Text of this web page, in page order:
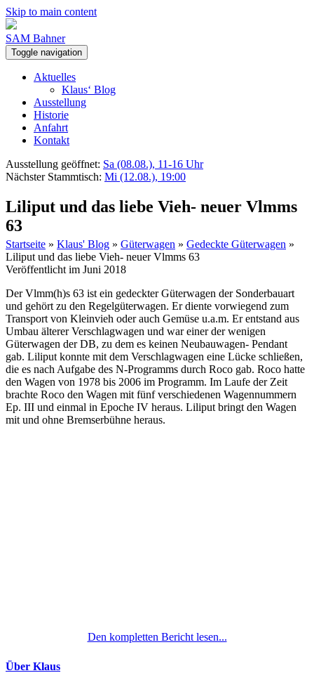
Skip to main content
SAM Bahner
Toggle navigation
Aktuelles
Klaus‘ Blog
Ausstellung
Historie
Anfahrt
Kontakt
Ausstellung geöffnet: Sa (08.08.), 11-16 Uhr
Nächster Stammtisch: Mi (12.08.), 19:00
Liliput und das liebe Vieh- neuer Vlmms
63
Startseite » Klaus' Blog » Güterwagen » Gedeckte Güterwagen »
Liliput und das liebe Vieh- neuer Vlmms 63
Veröffentlicht im Juni 2018
Der Vlmm(h)s 63 ist ein gedeckter Güterwagen der Sonderbauart
und gehört zu den Regelgüterwagen. Er diente vorwiegend zum
Transport von Kleinvieh oder auch Gemüse u.a.m. Er entstand aus
Umbau älterer Verschlagwagen und war einer der wenigen
Güterwagen der DB, zu dem es keinen Neubauwagen- Pendant
gab. Liliput konnte mit dem Verschlagwagen eine Lücke schließen,
die es nach Aufgabe des N-Programms durch Roco gab. Roco hatte
den Wagen von 1978 bis 2006 im Programm. Im Laufe der Zeit
brachte Roco den Wagen mit fünf verschiedenen Wagennummern
Ep. III und einmal in Epoche IV heraus. Liliput bringt den Wagen
mit und ohne Bremserbühne heraus.
Den kompletten Bericht lesen...
Über Klaus